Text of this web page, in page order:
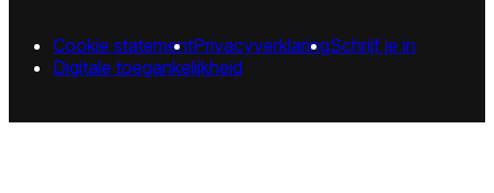
Cookie statementPrivacyverklaringSchrijf je in
Digitale toegankelijkheid